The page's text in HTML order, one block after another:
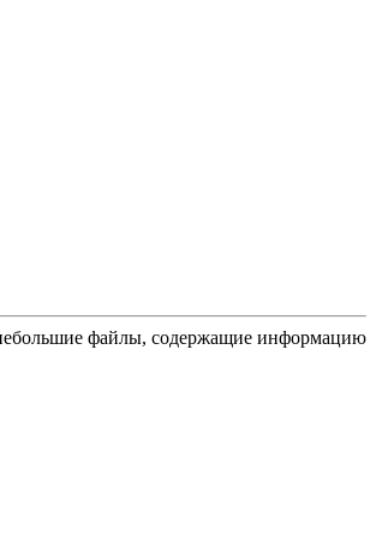
небольшие файлы, содержащие информацию